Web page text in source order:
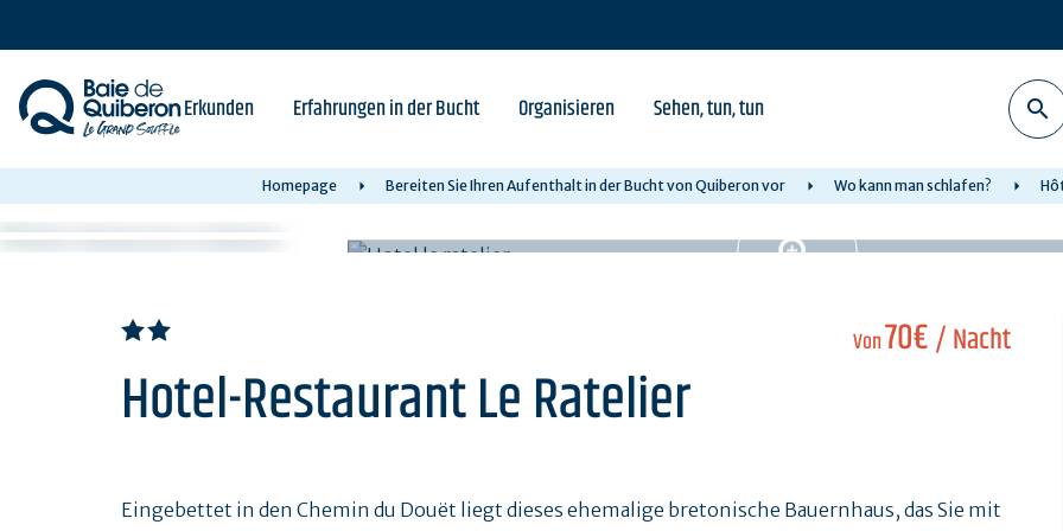
content
Erkunden Erfahrungen in der Bucht Organisieren Sehen, tun, tun
Homepage Bereiten Sie Ihren Aufenthalt in der Bucht von Quiberon vor Wo kann man schlafen?
Von70€/ Nacht
Hotel-Restaurant Le Ratelier
Eingebettet in den Chemin du Douët liegt dieses ehemalige bretonische Bauernhaus, das Sie mit